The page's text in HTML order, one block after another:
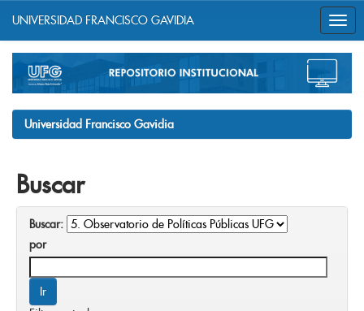
navigation
UNIVERSIDAD FRANCISCO GAVIDIA
Universidad Francisco Gavidia
Buscar
Buscar:
por